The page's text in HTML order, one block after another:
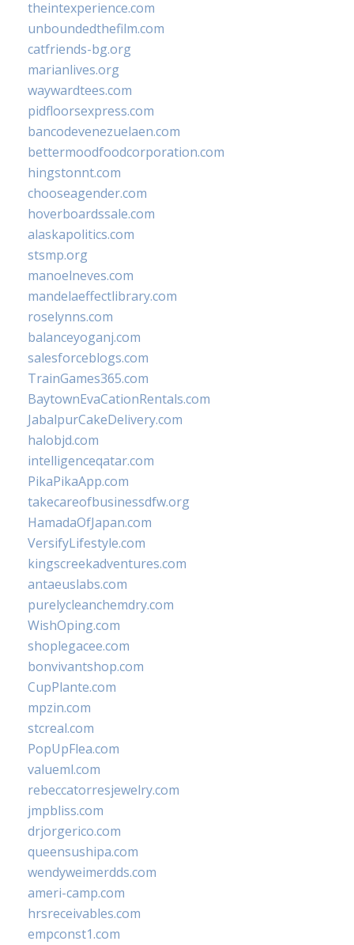
theintexperience.com
unboundedthefilm.com
catfriends-bg.org
marianlives.org
waywardtees.com
pidfloorsexpress.com
bancodevenezuelaen.com
bettermoodfoodcorporation.com
hingstonnt.com
chooseagender.com
hoverboardssale.com
alaskapolitics.com
stsmp.org
manoelneves.com
mandelaeffectlibrary.com
roselynns.com
balanceyoganj.com
salesforceblogs.com
TrainGames365.com
BaytownEvaCationRentals.com
JabalpurCakeDelivery.com
halobjd.com
intelligenceqatar.com
PikaPikaApp.com
takecareofbusinessdfw.org
HamadaOfJapan.com
VersifyLifestyle.com
kingscreekadventures.com
antaeuslabs.com
purelycleanchemdry.com
WishOping.com
shoplegacee.com
bonvivantshop.com
CupPlante.com
mpzin.com
stcreal.com
PopUpFlea.com
valueml.com
rebeccatorresjewelry.com
jmpbliss.com
drjorgerico.com
queensushipa.com
wendyweimerdds.com
ameri-camp.com
hrsreceivables.com
empconst1.com